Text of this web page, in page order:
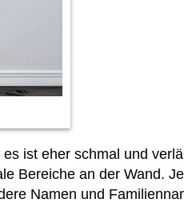
ist eher schmal und
Bereiche an der Wand.
Namen und